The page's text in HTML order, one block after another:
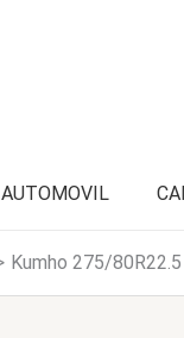
AUTOMOVIL
Kumho 275/